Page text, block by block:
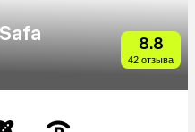
8.8
42 отзыва